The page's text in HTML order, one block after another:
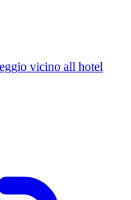
vicino all hotel